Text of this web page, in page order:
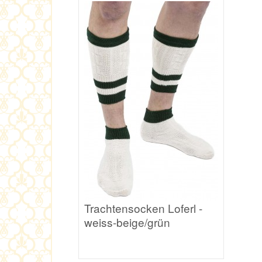
Trachtensocken Loferl -
weiss-beige/grün